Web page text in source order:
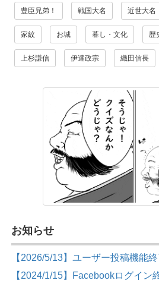
豊臣兄弟！ 戦国大名 近世大名
家紋 お城 暮し・文化 歴
上杉謙信 伊達政宗 織田信長
お知らせ
【2026/5/13】ユーザー投稿機能
【2024/1/15】Facebookログイン